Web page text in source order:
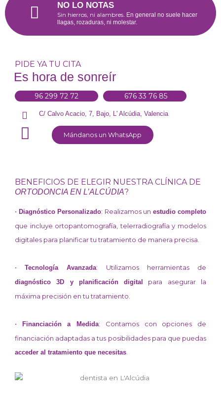
NO LO NOTAS
Sin hierros, ni alambres. En general no suele hacer
llagas, rozaduras, ni molestar.
PIDE YA TU CITA
Es hora de sonreír
96 299 72 72 676 33 76 85
C/ Calvo Acacio, 7, Bajo, L' Alcúdia, Valencia
Mándanos un WhatsApp
BENEFICIOS DE ELEGIR NUESTRA CLÍNICA DE
ORTODONCIA EN L’ALCÚDIA?
• Diagnóstico Personalizado: Realizamos un estudio completo
que incluye ortopantomografía, telerradiografía y modelos
digitales para planificar tu tratamiento de manera precisa.
•Tecnología Avanzada: Utilizamos herramientas de
diagnóstico 3D y planificación digital
para asegurar la
máxima precisión en tu tratamiento.
• Financiación a Medida: Contamos con opciones de
financiación adaptadas a tus posibilidades para que puedas
acceder al tratamiento que necesitas